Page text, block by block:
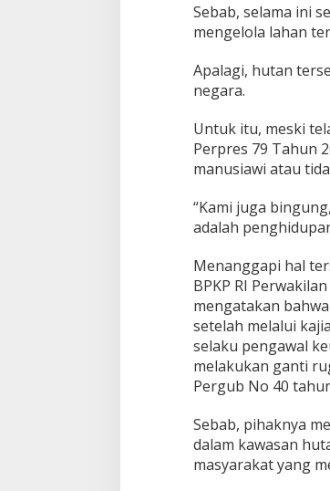
Sebab, selama ini
mengelola lahan
Apalagi, hutan
negara.
Untuk itu, meski
Perpres 79 Tahun
manusiawi atau
“Kami juga
adalah
Menanggapi hal
BPKP RI
mengatakan bahwa
setelah melalui
selaku pengawal
melakukan ganti
Pergub No 40
Sebab, pihaknya
dalam kawasan
masyarakat yang